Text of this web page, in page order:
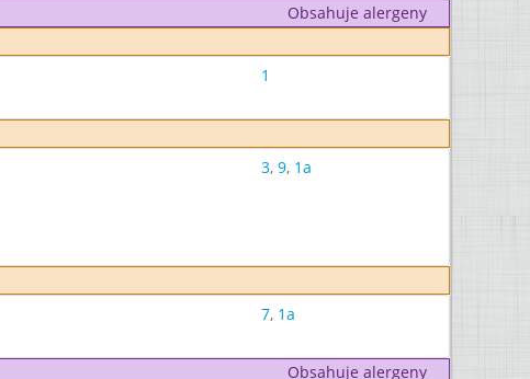
Obsahuje alergeny
1
3, 9, 1a
7, 1a
Obsahuje alergeny